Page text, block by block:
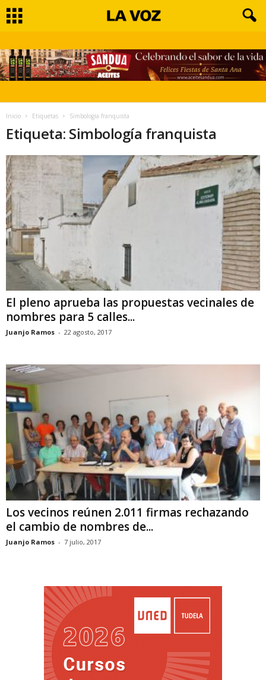
Inicio Etiquetas Simbología franquista
Etiqueta: Simbología franquista
El pleno aprueba las propuestas vecinales de
nombres para 5 calles...
Juanjo Ramos - 22 agosto, 2017
Los vecinos reúnen 2.011 firmas rechazando
el cambio de nombres de...
Juanjo Ramos - 7 julio, 2017